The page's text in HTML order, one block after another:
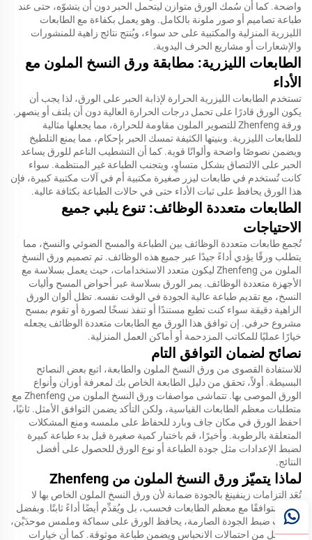
واضحة. كما أن سُمك الورق متوازن ليتحمل الحبر دون أن يتشوّه، حتى عند
طباعة تصاميم أو صور ملونة بالكامل. وهو يعمل بكفاءة مع الطابعات
الليزرية المنزلية والمكتبية على حد سواء، ويُنتج نتائج زاهية للمنشورات
والإشعارات أو مشاريع الحرف اليدوية.
الطابعات الليزرية: مطابقة ورق النسخ الملون مع
الأداء
تستخدم الطابعات الليزرية الحرارة لإذابة الحبر على الورق، لذا يجب أن
يكون الورق قادرًا على تحمل درجات الحرارة العالية دون أن يلتف أو ينصهر.
ورقة Zhenfeng للتصوير الملون مقاومة للحرارة، مما يجعلها مثالية
للطابعات الليزرية. وبنيتها الكثيفة تمسك الحبر بإحكام، مما يمنع التلطيخ
ويضمن نصوصًا واضحة وألوانًا قوية. كما أن التشطيب الناعم للورق يساعد
الحبر على الالتصاق بشكل متساوٍ، ويتجنب الطباعة غير المنتظمة. سواء
كانت تُستخدم في طابعات ليزر صغيرة مكتبية أم في آلات مكتبية كبيرة، فإن
هذا الورق يحافظ على ثبات الأداء حتى في حالات الطباعة بكثافة عالية.
الطابعات متعددة الوظائف: تنوع يلبي جميع
الاحتياجات
تُجمع طابعات متعددة الوظائف بين الطباعة والمسح الضوئي والنسخ، مما
يتطلب ورقًا يؤدي أداءً جيدًا عبر جميع هذه الوظائف. تم تصميم ورق النسخ
الملون من Zhenfeng ليكون متعدد الاستخدامات، حيث يعمل بسلاسة مع
الأجهزة متعددة الوظائف. يمر الورق بسلاسة عبر أحواض المسح وأليات
النسخ، مع تقديم طباعة عالية الجودة في الوقت نفسه. تظل ألوان الورق
الزاهية دقيقة سواء كنت تطبع مستندًا أو تنفذ نسخًا لصورة أو تقوم بمسح
مشروع حرفي. إن توافق هذا الورق مع الطابعات متعددة الوظائف يجعله
خيارًا عمليًا للمكاتب المزدحمة أو أماكن العمل المنزلية.
نصائح لضمان التوافق التام
للاستفادة القصوى من ورق النسخ الملون والطابعة، اتبع بعض النصائح
البسيطة. أولاً، تحقق من دليل الطابعة الخاص بك لمعرفة أوزان وأنواع
الورق الموصى بها. تتماشى مواصفات ورق النسخ الملون من Zhenfeng مع
متطلبات معظم الطابعات القياسية، ولكن التأكد يضمن التوافق الأمثل. ثانيًا،
احفظ الورق في مكان جاف وبارد للحفاظ على ملمسه ومنع المشكلات
المتعلقة بالرطوبة. وأخيرًا، قم باختبار كمية صغيرة قبل بدء طباعة كبيرة
لضبط الإعدادات مثل جودة الطباعة أو نوع الورق للحصول على أفضل
النتائج.
لماذا يتميّز ورق النسخ الملون من Zhenfeng
تُعَد التزامات زينفينغ بالجودة ضمانة لأن ورق النسخ الملون الخاص بها لا
يكون متوافقًا مع معظم الطابعات فحسب، بل ويُقدِّم أيضًا أداءً ثابتًا. وبفضل
عمليات ضبط الجودة الصارمة، يحافظ الورق على سماكة وملمس موحدَيْن،
مما يقلل من احتمالات الانحباس ويضمن طباعة موثوقة. كما أن خيارات